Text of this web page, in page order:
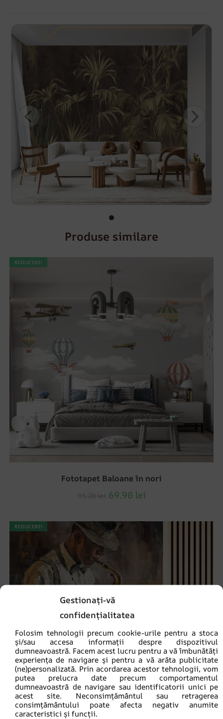
Gestionați-vă
confidențialitatea
Folosim tehnologii precum cookie-urile pentru a stoca
și/sau accesa informații despre dispozitivul
dumneavoastră. Facem acest lucru pentru a vă îmbunătăți
experiența de navigare și pentru a vă arăta publicitate
(ne)personalizată. Prin acordarea acestor tehnologii, vom
putea prelucra date precum comportamentul
dumneavoastră de navigare sau identificatorii unici pe
acest site. Neconsimțământul sau retragerea
consimțământului poate afecta negativ anumite
caracteristici și funcții.
Produse similare
REDUCERI!
Fototapet Baloane în nori
69.90 lei
REDUCERI!